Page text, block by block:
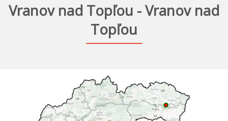
Vranov nad Topľou - Vranov nad
Topľou